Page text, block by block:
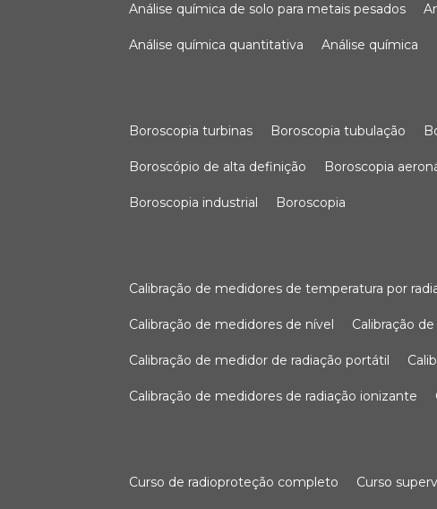
análise química de solo para metais pesados
análise química quantitativa análise química
boroscopia turbinas boroscopia tubulação
boroscópio de alta definição boroscopia
boroscopia industrial boroscopia
calibração de medidores de temperatura por
calibração de medidores de nível calibração
calibração de medidor de radiação portátil
calibração de medidores de radiação ionizante
curso de radioproteção completo curso